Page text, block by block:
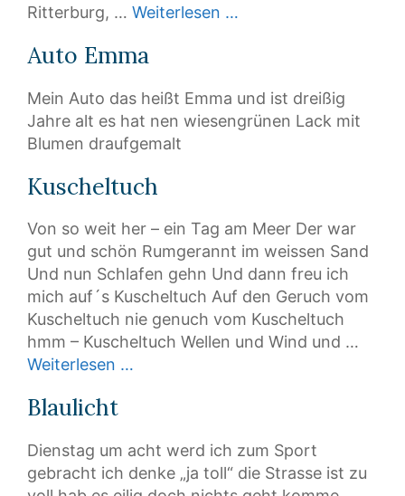
Ritterburg, … Weiterlesen …
Auto Emma
Mein Auto das heißt Emma und ist dreißig
Jahre alt es hat nen wiesengrünen Lack mit
Blumen draufgemalt
Kuscheltuch
Von so weit her – ein Tag am Meer Der war
gut und schön Rumgerannt im weissen Sand
Und nun Schlafen gehn Und dann freu ich
mich auf´s Kuscheltuch Auf den Geruch vom
Kuscheltuch nie genuch vom Kuscheltuch
hmm – Kuscheltuch Wellen und Wind und …
Weiterlesen …
Blaulicht
Dienstag um acht werd ich zum Sport
gebracht ich denke „ja toll“ die Strasse ist zu